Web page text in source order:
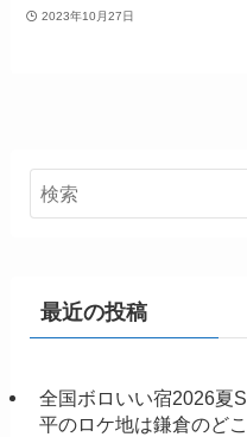
2023年10月27日
最近の投稿
全国ボロいい宿2026夏
平のロケ地は鎌倉のど